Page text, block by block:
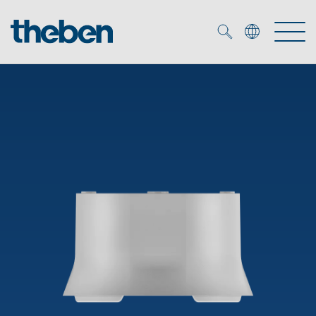
Smart Home
Detetores de presença e movimentos
Biblioteca de mídia
Seminários técnicos
Sistema de casa inteligente LUXORliving
Projetores de LED
Theben AG
Contacto